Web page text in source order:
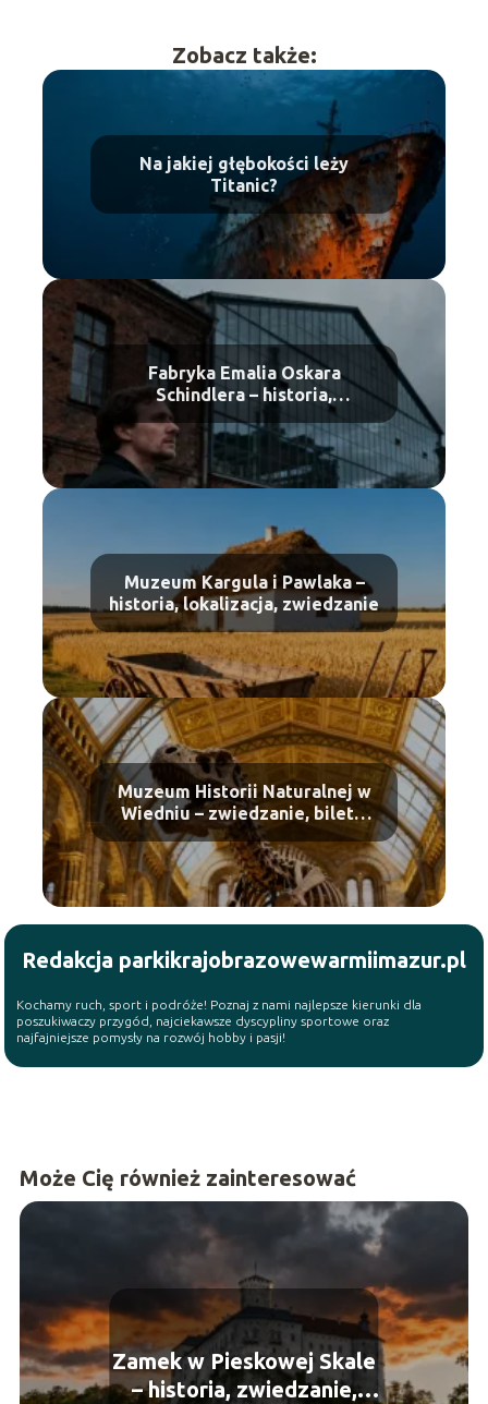
Zobacz także:
Na jakiej głębokości leży
Titanic?
Fabryka Emalia Oskara
Schindlera – historia,
zwiedzanie, bilety
Muzeum Kargula i Pawlaka –
historia, lokalizacja, zwiedzanie
Muzeum Historii Naturalnej w
Wiedniu – zwiedzanie, bilety,
atrakcje
Redakcja parkikrajobrazowewarmiimazur.pl
Kochamy ruch, sport i podróże! Poznaj z nami najlepsze kierunki dla
poszukiwaczy przygód, najciekawsze dyscypliny sportowe oraz
najfajniejsze pomysły na rozwój hobby i pasji!
Może Cię również zainteresować
Zamek w Pieskowej Skale
– historia, zwiedzanie,